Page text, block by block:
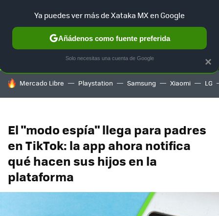
SELECCIÓN GAMING HOME AUTO TERRITORIO
HOY SE HABLA DE
Mercado Libre Playstation Samsung Xiaomi LG
El "modo espía" llega para padres
en TikTok: la app ahora notifica
qué hacen sus hijos en la
plataforma
×
Ya puedes ver más de Xataka MX en Google
Añádenos como fuente preferida
Solo necesitas una cuenta de Google